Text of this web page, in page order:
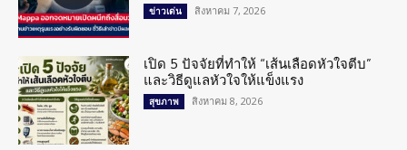
ข่าวเด่น สิงหาคม 7, 2026
เปิด 5 ปัจจัยที่ทำให้ “เส้นเลือดหัวใจตีบ”
และวิธีดูแลหัวใจให้แข็งแรง
สุขภาพ สิงหาคม 8, 2026